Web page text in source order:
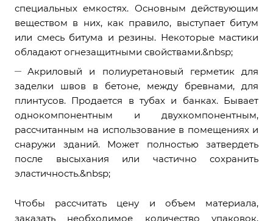
специальных емкостях. Основным действующим
веществом в них, как правило, выступает битум
или смесь битума и резины. Некоторые мастики
обладают огнезащитными свойствами.&nbsp;
Акриловый и полиуретановый герметик для
заделки швов в бетоне, между бревнами, для
плинтусов. Продается в тубах и банках. Бывает
однокомпонентным и двухкомпонентным,
рассчитанным на использование в помещениях и
снаружи зданий. Может полностью затвердеть
после высыхания или частично сохранить
эластичность.&nbsp;
Чтобы рассчитать цену и объем материала,
заказать необходимое количество упаковок,